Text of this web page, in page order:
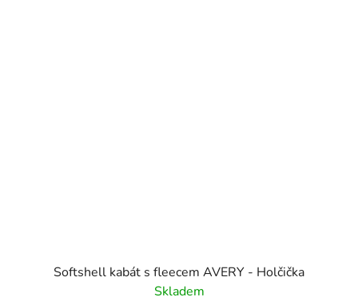
Softshell kabát s fleecem AVERY - Holčička
Skladem